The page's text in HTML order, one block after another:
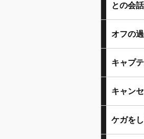
との会話
オフの
キャプ
キャン
ケガを